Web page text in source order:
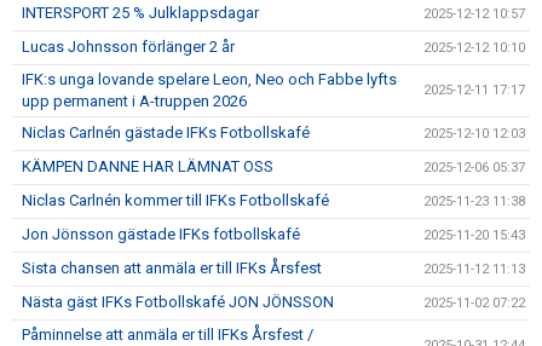
INTERSPORT 25 % Julklappsdagar 2025-12-12 10:57
Lucas Johnsson förlänger 2 år 2025-12-12 10:10
IFK:s unga lovande spelare Leon, Neo och Fabbe lyfts
upp permanent i A-truppen 2026
2025-12-11 17:17
Niclas Carlnén gästade IFKs Fotbollskafé 2025-12-10 12:03
KÄMPEN DANNE HAR LÄMNAT OSS 2025-12-06 05:37
Niclas Carlnén kommer till IFKs Fotbollskafé 2025-11-23 11:38
Jon Jönsson gästade IFKs fotbollskafé 2025-11-20 15:43
Sista chansen att anmäla er till IFKs Årsfest 2025-11-12 11:13
Nästa gäst IFKs Fotbollskafé JON JÖNSSON 2025-11-02 07:22
Påminnelse att anmäla er till IFKs Årsfest /